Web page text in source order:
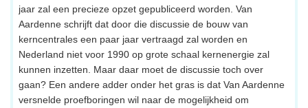
jaar zal een precieze opzet gepubliceerd worden. Van
Aardenne schrijft dat door die discussie de bouw van
kerncentrales een paar jaar vertraagd zal worden en
Nederland niet voor 1990 op grote schaal kernenergie zal
kunnen inzetten. Maar daar moet de discussie toch over
gaan? Een andere adder onder het gras is dat Van Aardenne
versnelde proefboringen wil naar de mogelijkheid om